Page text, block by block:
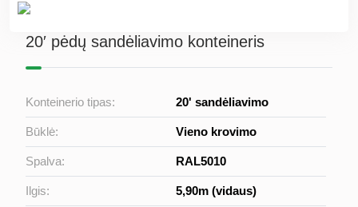
20′ pėdų sandėliavimo konteineris
Konteinerio tipas: 20' sandėliavimo
Būklė: Vieno krovimo
Spalva: RAL5010
Ilgis: 5,90m (vidaus)